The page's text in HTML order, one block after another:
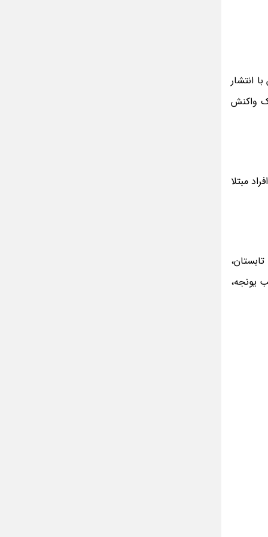
انتشار
واکنش
مبتلا
یونجه،